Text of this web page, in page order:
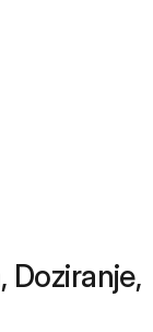
Doziranje,